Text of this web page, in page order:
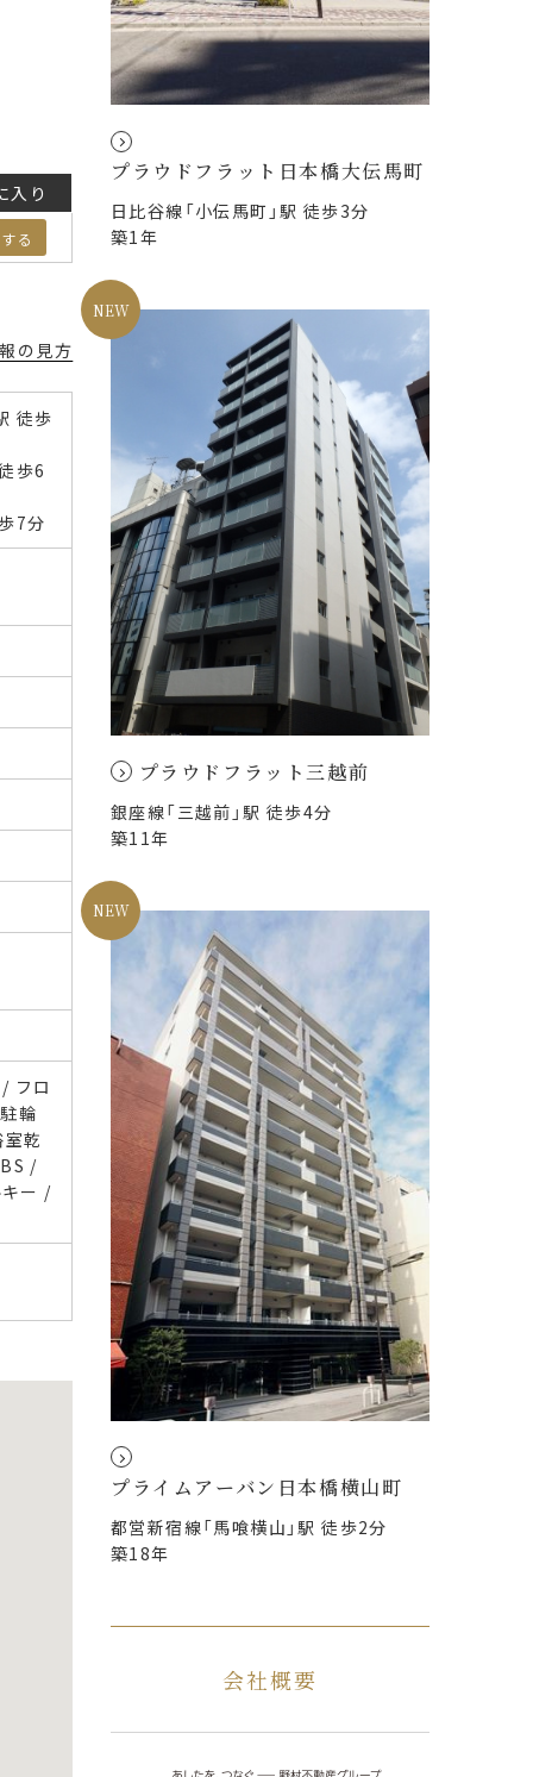
入り
る
の見方
徒歩
歩6
7分
フロ
輪
乾
/
ー /
プラウドフラット日本橋大伝馬町
日比谷線「小伝馬町」駅 徒歩3分
築1年
プラウドフラット三越前
銀座線「三越前」駅 徒歩4分
築11年
プライムアーバン日本橋横山町
都営新宿線「馬喰横山」駅 徒歩2分
築18年
会社概要